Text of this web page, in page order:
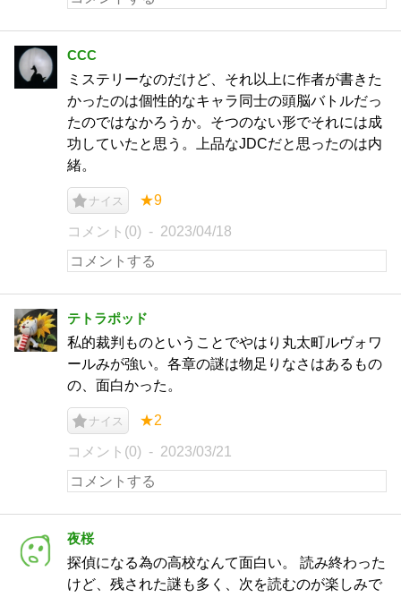
CCC
ミステリーなのだけど、それ以上に作者が書きた
かったのは個性的なキャラ同士の頭脳バトルだっ
たのではなかろうか。そつのない形でそれには成
功していたと思う。上品なJDCだと思ったのは内
緒。
ナイス ★9
コメント(0) 2023/04/18
テトラポッド
私的裁判ものということでやはり丸太町ルヴォワ
ールみが強い。各章の謎は物足りなさはあるもの
の、面白かった。
ナイス ★2
コメント(0) 2023/03/21
夜桜
探偵になる為の高校なんて面白い。 読み終わった
けど、残された謎も多く、次を読むのが楽しみで